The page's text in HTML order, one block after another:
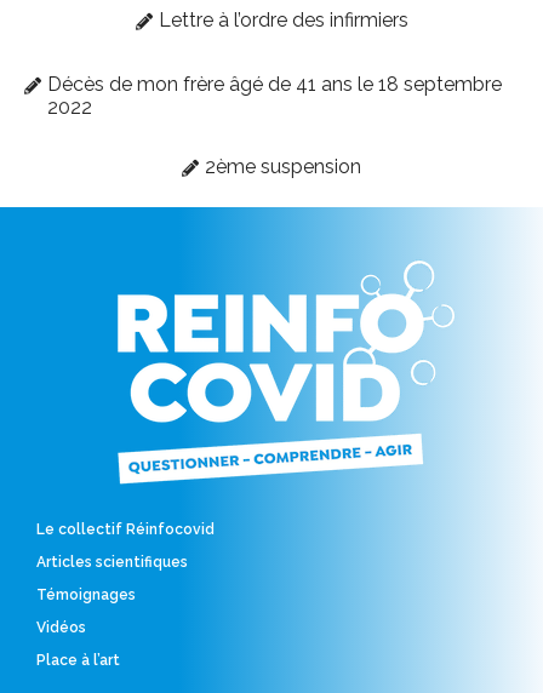
Lettre à l’ordre des infirmiers
Décès de mon frère âgé de 41 ans le 18 septembre
2022
2ème suspension
Le collectif Réinfocovid
Articles scientifiques
Témoignages
Vidéos
Place à l’art